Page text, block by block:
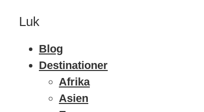
Luk
Blog
Destinationer
Afrika
Asien